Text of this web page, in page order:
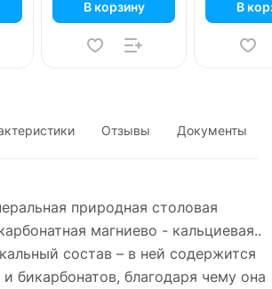
В корзину В
Отзывы Документы
природная столовая
магниево - кальциевая..
состав – в ней содержится
бикарбонатов, благодаря чему она